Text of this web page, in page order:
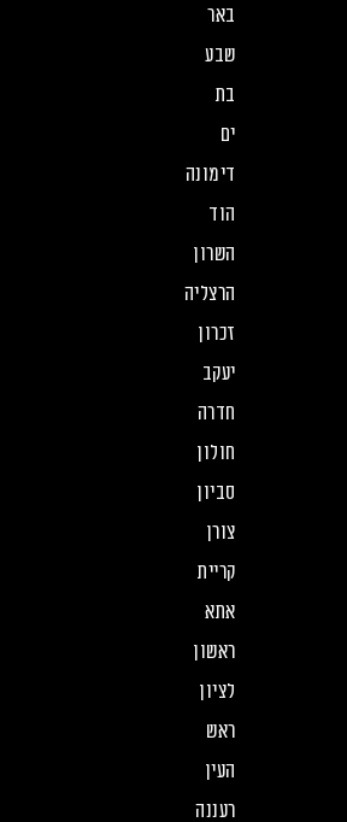
באר
שבע
בת
ים
דימונה
הוד
השרון
הרצליה
זכרון
יעקב
חדרה
חולון
סביון
צורן
קריית
אתא
ראשון
לציון
ראש
העין
רעננה